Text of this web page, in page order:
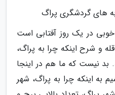
های گردشگری پراگ
خوبی در یک روز آفتابی است
و شرح اینکه چرا به پراگ،
بد نیست که ما هم در اینجا
به اینکه چرا به پراگ، شهر